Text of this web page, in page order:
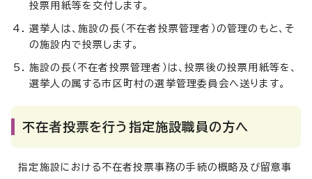
投票用紙等を交付します。
選挙人は、施設の長（不在者投票管理者）の管理のもと、そ
の施設内で投票します。
施設の長（不在者投票管理者）は、投票後の投票用紙等を、
選挙人の属する市区町村の選挙管理委員会へ送ります。
不在者投票を行う指定施設職員の方へ
指定施設における不在者投票事務の手続の概略及び留意事